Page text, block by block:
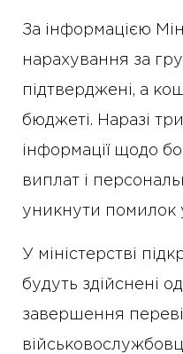
За інформацією
нарахування за
підтверджені, а
бюджеті. Наразі
інформації щодо
виплат і
уникнути помилок
У міністерстві
будуть здійснені
завершення